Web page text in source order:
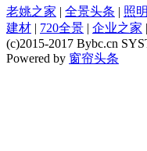
老姚之家 | 全景头条 | 照
建材 | 720全景 | 企业之家 |
(c)2015-2017 Bybc.cn
Powered by 窗帘头条